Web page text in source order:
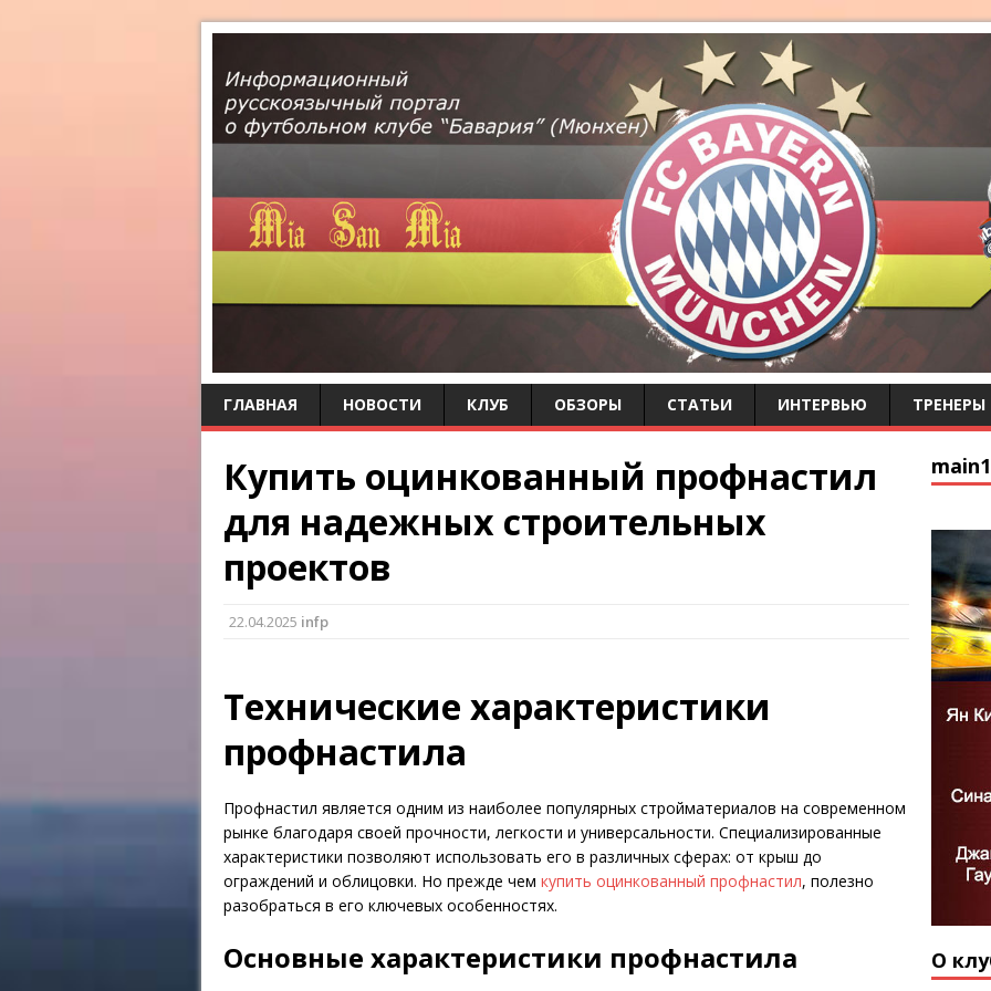
ГЛАВНАЯ НОВОСТИ КЛУБ ОБЗОРЫ СТАТЬИ ИНТЕРВЬЮ ТРЕНЕРЫ
Купить оцинкованный профнастил
для надежных строительных
проектов
22.04.2025 infp
Технические характеристики
профнастила
Профнастил является одним из наиболее популярных стройматериалов на современном
рынке благодаря своей прочности, легкости и универсальности. Специализированные
характеристики позволяют использовать его в различных сферах: от крыш до
ограждений и облицовки. Но прежде чем купить оцинкованный профнастил, полезно
разобраться в его ключевых особенностях.
Основные характеристики профнастила
main1
О